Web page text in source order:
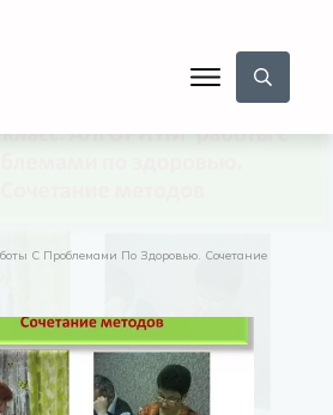
С Проблемами По Здоровью. Сочетание